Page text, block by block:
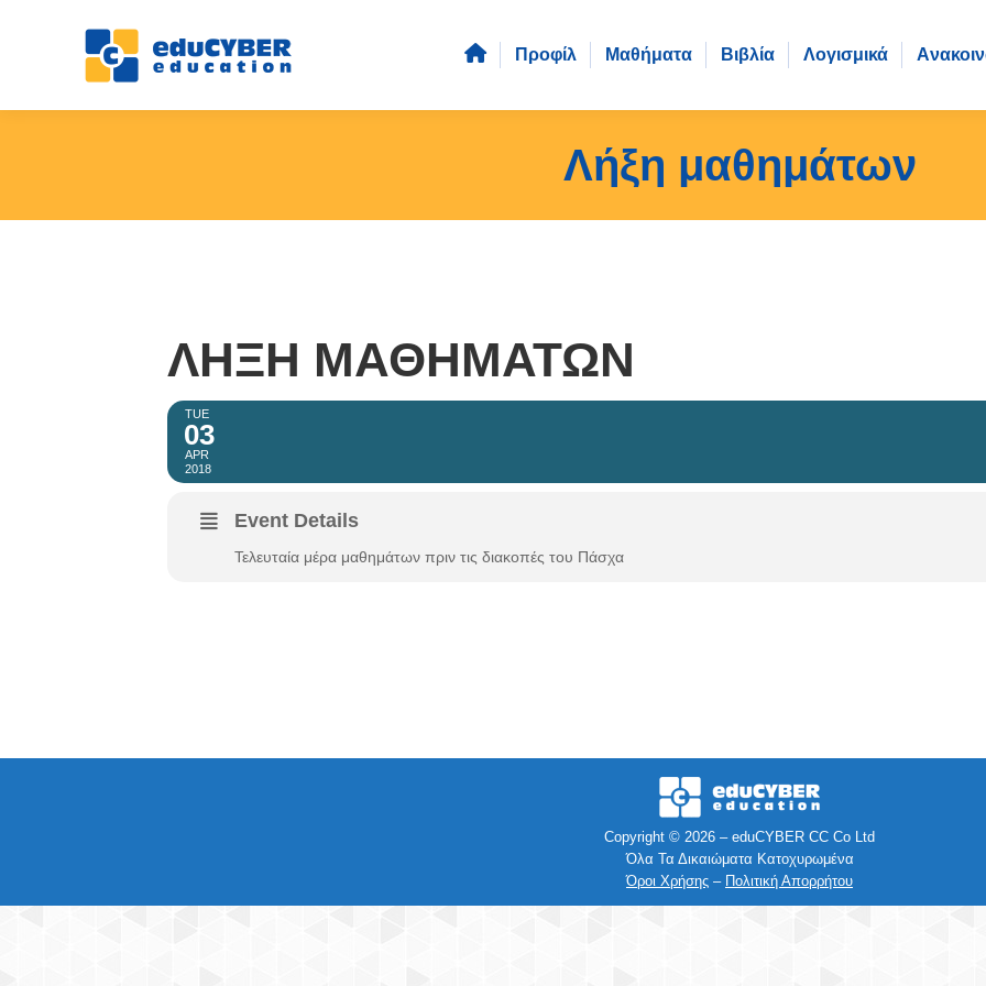
Προφίλ Μαθήματα Βιβλία Λογισμικά
Λήξη μαθημάτων
ΛΉΞΗ ΜΑΘΗΜΆΤΩΝ
2018
TUE
03
APR
Event Details
Τελευταία μέρα μαθημάτων πριν τις διακοπές του Πάσχα
Copyright © 2026 – eduCYBER CC Co Ltd
Όλα Τα Δικαιώματα Κατοχυρωμένα
Όροι Χρήσης – Πολιτική Απορρήτου